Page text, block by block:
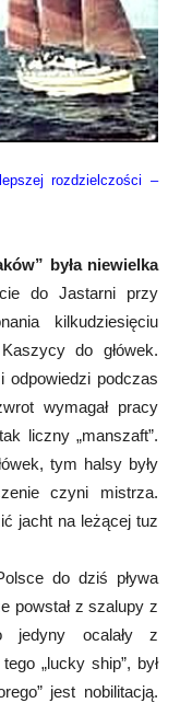
rozdzielczości –
była niewielka
do Jastarni przy
kilkudziesięciu
do główek.
odpowiedzi podczas
wymagał pracy
liczny „manszaft”.
tym halsy były
czyni mistrza.
jacht na leżącej tuz
do dziś pływa
powstał z szalupy z
jedyny ocalały z
„lucky ship”, był
jest nobilitacją.